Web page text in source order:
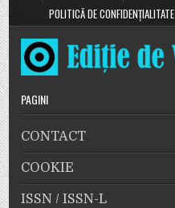
POLITICĂ DE CONFIDENȚIALITATE
PAGINI
CONTACT
COOKIE
ISSN / ISSN-L